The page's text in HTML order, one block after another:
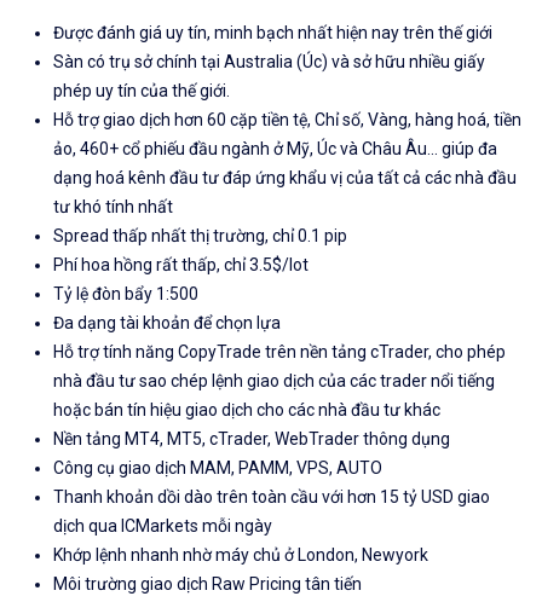
Được đánh giá uy tín, minh bạch nhất hiện nay trên thế giới
Sàn có trụ sở chính tại Australia (Úc) và sở hữu nhiều giấy
phép uy tín của thế giới.
Hỗ trợ giao dịch hơn 60 cặp tiền tệ, Chỉ số, Vàng, hàng hoá, tiền
ảo, 460+ cổ phiếu đầu ngành ở Mỹ, Úc và Châu Âu... giúp đa
dạng hoá kênh đầu tư đáp ứng khẩu vị của tất cả các nhà đầu
tư khó tính nhất
Spread thấp nhất thị trường, chỉ 0.1 pip
Phí hoa hồng rất thấp, chỉ 3.5$/lot
Tỷ lệ đòn bẩy 1:500
Đa dạng tài khoản để chọn lựa
Hỗ trợ tính năng CopyTrade trên nền tảng cTrader, cho phép
nhà đầu tư sao chép lệnh giao dịch của các trader nổi tiếng
hoặc bán tín hiệu giao dịch cho các nhà đầu tư khác
Nền tảng MT4, MT5, cTrader, WebTrader thông dụng
Công cụ giao dịch MAM, PAMM, VPS, AUTO
Thanh khoản dồi dào trên toàn cầu với hơn 15 tỷ USD giao
dịch qua ICMarkets mỗi ngày
Khớp lệnh nhanh nhờ máy chủ ở London, Newyork
Môi trường giao dịch Raw Pricing tân tiến